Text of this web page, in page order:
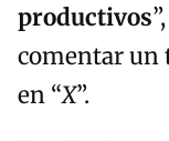
productivos
comentar un
en “X”.